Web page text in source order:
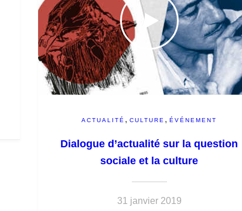
ACTUALITÉ ,CULTURE ,ÉVÉNEMENT
Dialogue d’actualité sur la question
sociale et la culture
31 janvier 2019